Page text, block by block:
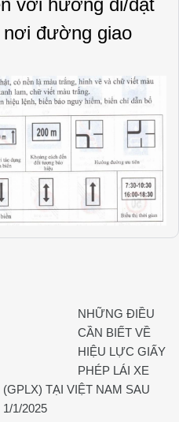
với hướng đi/đặt
đường giao
NHỮNG ĐIỀU
CẦN BIẾT VỀ
HIỆU LỰC GIẤY
PHÉP LÁI XE
(GPLX) TẠI VIỆT NAM SAU
1/1/2025